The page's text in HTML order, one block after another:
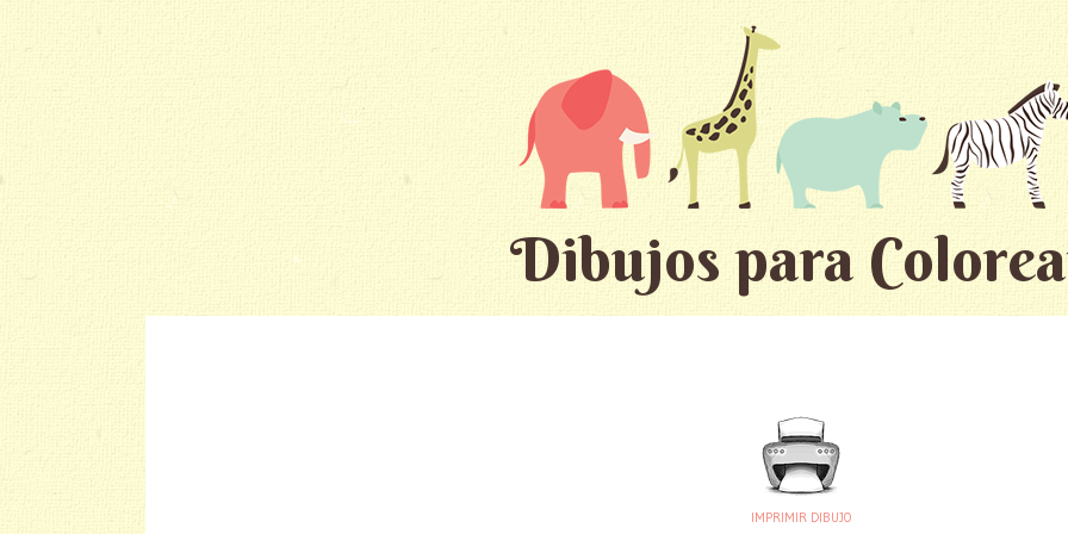
Dibujos para
IMPRIMIR DIBUJO